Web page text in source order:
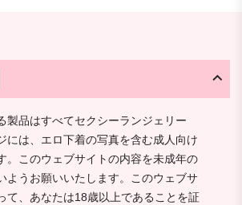
製品はすべてセクシーランジェリー
には、エロ下着の写真を含む成人向け
。このウェブサイトの内容を未成年の
ようお願いいたします。このウェブサ
て、あなたは18歳以上であることを証